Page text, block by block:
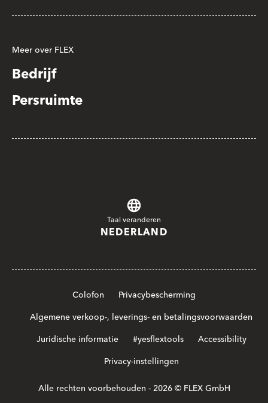
Meer over FLEX
Bedrijf
Persruimte
Taal veranderen
NEDERLAND
Colofon
Privacybescherming
Algemene verkoop-, leverings- en betalingsvoorwaarden
Juridische informatie
#yesflextools
Accessibility
Privacy-instellingen
Alle rechten voorbehouden - 2026 © FLEX GmbH